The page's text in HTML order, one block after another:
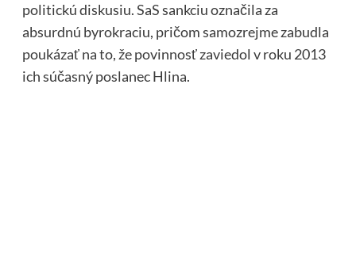
politickú diskusiu. SaS sankciu označila za
absurdnú byrokraciu, pričom samozrejme zabudla
poukázať na to, že povinnosť zaviedol v roku 2013
ich súčasný poslanec Hlina.